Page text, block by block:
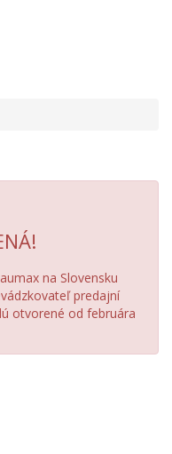
na Slovensku
predajní
otvorené od februára